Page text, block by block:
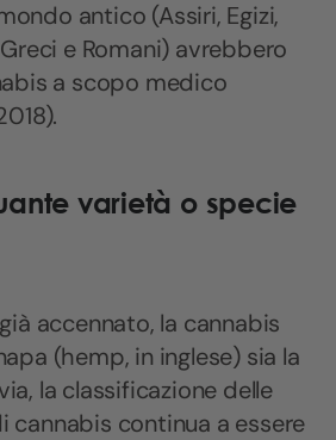
antico (Assiri, Egizi,
e Romani) avrebbero
a scopo medico
varietà o specie
accennato, la cannabis
(hemp, in inglese) sia la
la classificazione delle
cannabis continua a essere